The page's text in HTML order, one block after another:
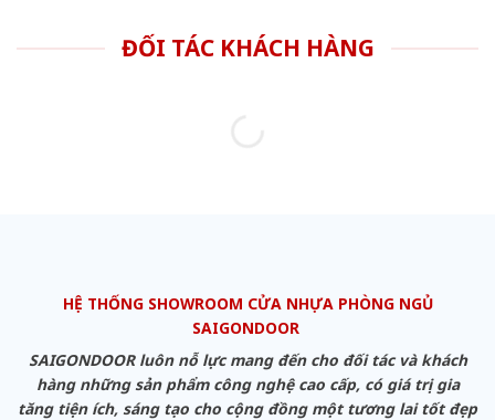
ĐỐI TÁC KHÁCH HÀNG
HỆ THỐNG SHOWROOM CỬA NHỰA PHÒNG NGỦ
SAIGONDOOR
SAIGONDOOR luôn nỗ lực mang đến cho đối tác và khách
hàng những sản phẩm công nghệ cao cấp, có giá trị gia
tăng tiện ích, sáng tạo cho cộng đồng một tương lai tốt đẹp